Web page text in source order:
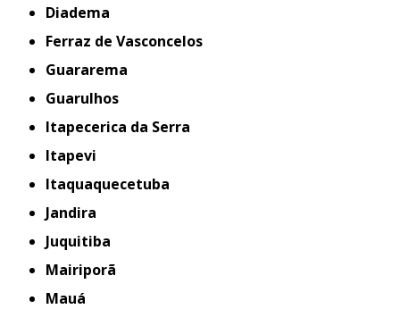
Diadema
Ferraz de Vasconcelos
Guararema
Guarulhos
Itapecerica da Serra
Itapevi
Itaquaquecetuba
Jandira
Juquitiba
Mairiporã
Mauá